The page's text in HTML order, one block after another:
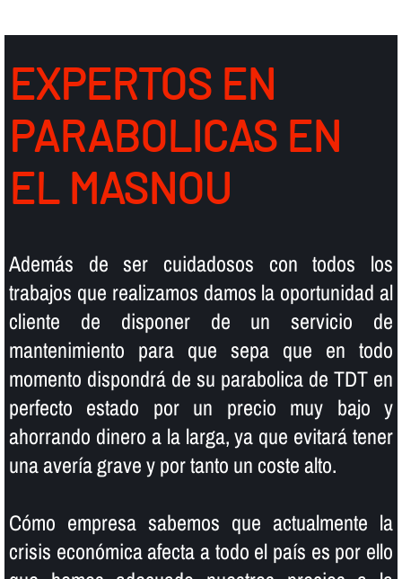
EXPERTOS EN
PARABOLICAS EN
EL MASNOU
Además de ser cuidadosos con todos los
trabajos que realizamos damos la oportunidad al
cliente de disponer de un servicio de
mantenimiento para que sepa que en todo
momento dispondrá de su parabolica de TDT en
perfecto estado por un precio muy bajo y
ahorrando dinero a la larga, ya que evitará tener
una averí­a grave y por tanto un coste alto.
Cómo empresa sabemos que actualmente la
crisis económica afecta a todo el paí­s es por ello